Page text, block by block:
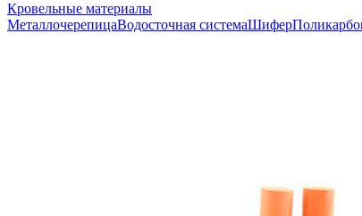
Кровельные материалы
МеталлочерепицаВодосточная системаШифер